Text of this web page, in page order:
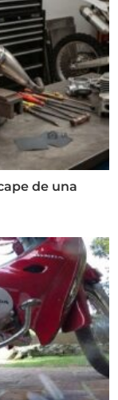
de una